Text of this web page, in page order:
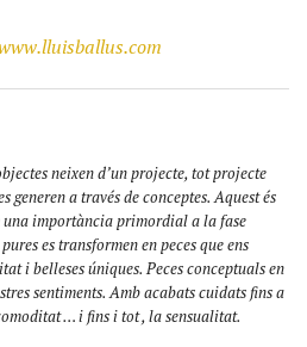
neixen d’un projecte, tot projecte
generen a través de conceptes. Aquest és
una importància primordial a la fase
es transformen en peces que ens
i belleses úniques. Peces conceptuals en
sentiments. Amb acabats cuidats fins a
… i fins i tot , la sensualitat.